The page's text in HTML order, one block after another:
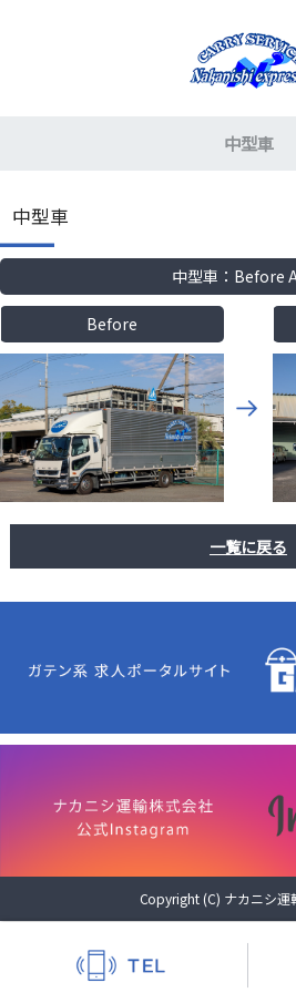
中型車
中型車
中型車：Before
Before
一覧に戻る
Copyright (C) ナカニシ運